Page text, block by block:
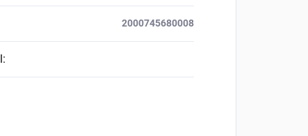
2000745680008
: